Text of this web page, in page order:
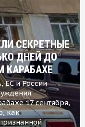
СЕКРЕТНЫЕ
ДНЕЙ ДО
КАРАБАХЕ
ЕС и России
17 сентября,
как